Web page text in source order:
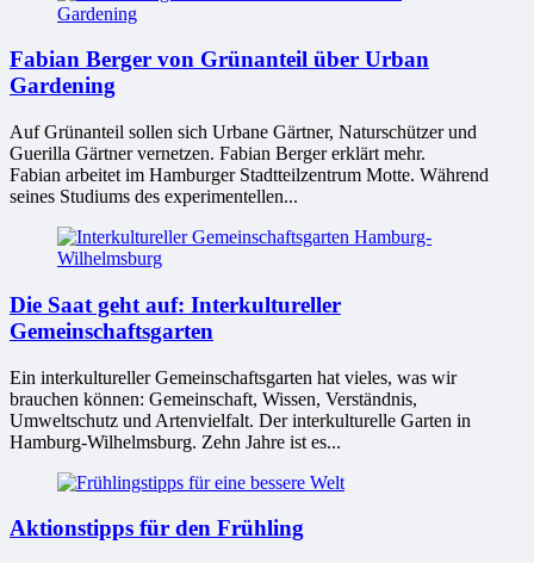
Fabian Berger von Grünanteil über Urban
Gardening
Auf Grünanteil sollen sich Urbane Gärtner, Naturschützer und
Guerilla Gärtner vernetzen. Fabian Berger erklärt mehr.
Fabian arbeitet im Hamburger Stadtteilzentrum Motte. Während
seines Studiums des experimentellen...
Die Saat geht auf: Interkultureller
Gemeinschaftsgarten
Ein interkultureller Gemeinschaftsgarten hat vieles, was wir
brauchen können: Gemeinschaft, Wissen, Verständnis,
Umweltschutz und Artenvielfalt. Der interkulturelle Garten in
Hamburg-Wilhelmsburg. Zehn Jahre ist es...
Aktionstipps für den Frühling